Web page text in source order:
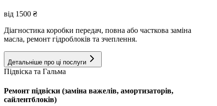
від 1500 ₴
Діагностика коробки передач, повна або часткова заміна
масла, ремонт гідроблоків та зчеплення.
Детальніше про ці послуги
Підвіска та Гальма
Ремонт підвіски (заміна важелів, амортизаторів,
сайлентблоків)